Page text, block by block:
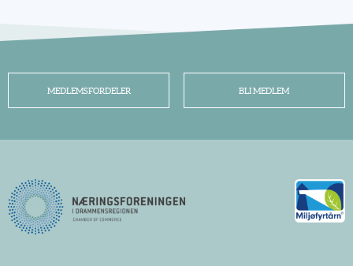
MEDLEMSFORDELER BLI MEDLEM